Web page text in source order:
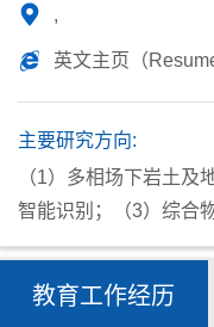
,
英文主页（
主要研究方向:
（1）多相场下岩土
智能识别；（3）综合
教育工作经历